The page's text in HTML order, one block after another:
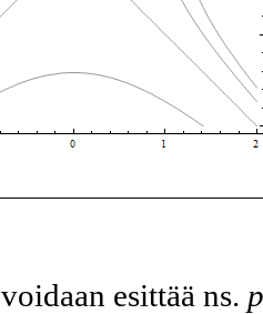
voidaan esittää ns.